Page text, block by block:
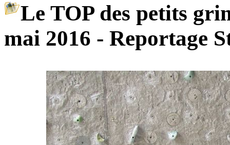
Le TOP des petits
mai 2016 - Reportage